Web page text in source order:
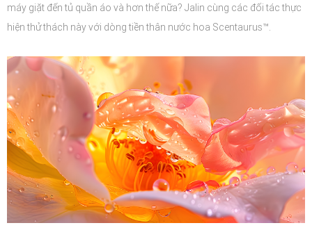
máy giặt đến tủ quần áo và hơn thế nữa? Jalin cùng các đối tác thực
hiện thử thách này với dòng tiền thân nước hoa Scentaurus™.